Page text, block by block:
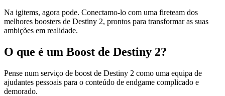
Na igitems, agora pode. Conectamo-lo com uma fireteam dos
melhores boosters de Destiny 2, prontos para transformar as suas
ambições em realidade.
O que é um Boost de Destiny 2?
Pense num serviço de boost de Destiny 2 como uma equipa de
ajudantes pessoais para o conteúdo de endgame complicado e
demorado.